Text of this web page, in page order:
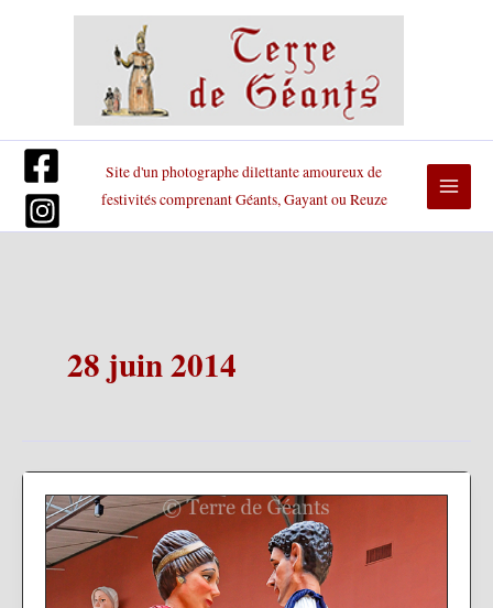
Site d'un photographe dilettante amoureux de
festivités comprenant Géants, Gayant ou Reuze
28 juin 2014